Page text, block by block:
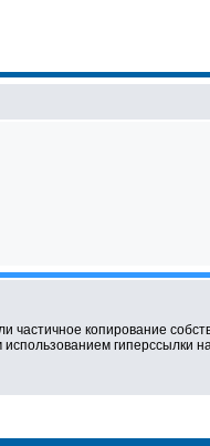
копирование
гиперссылки